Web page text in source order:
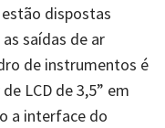
dispostas
saídas de ar
de instrumentos é
LCD de 3,5” em
a interface do